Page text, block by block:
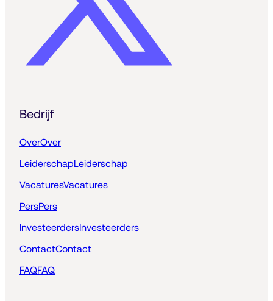
Bedrijf
OverOver
LeiderschapLeiderschap
VacaturesVacatures
PersPers
InvesteerdersInvesteerders
ContactContact
FAQFAQ